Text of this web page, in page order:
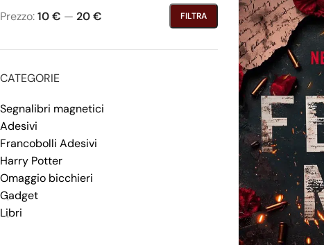
FILTRA
Prezzo:10 € — 20 €
CATEGORIE
Segnalibri magnetici
Adesivi
Francobolli Adesivi
Harry Potter
Omaggio bicchieri
Gadget
Libri